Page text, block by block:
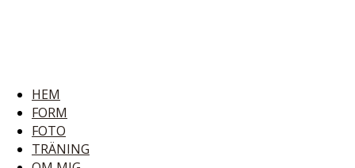
HEM
FORM
FOTO
TRÄNING